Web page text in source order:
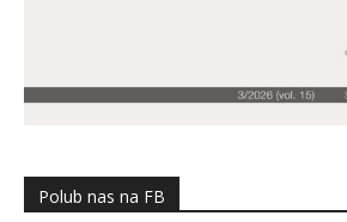
Polub nas na FB